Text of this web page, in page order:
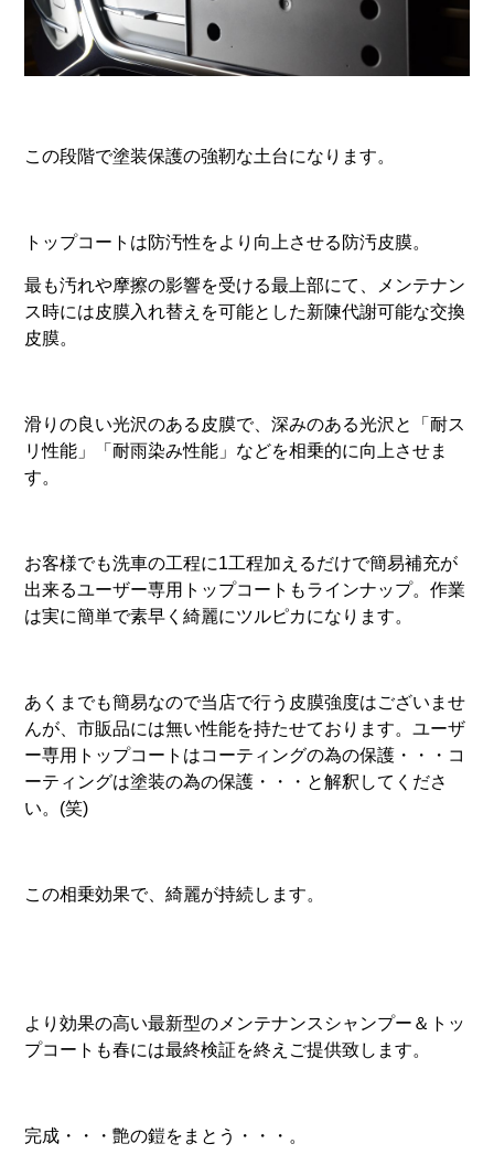
この段階で塗装保護の強靭な土台になります。
トップコートは防汚性をより向上させる防汚皮膜。
最も汚れや摩擦の影響を受ける最上部にて、メンテナン
ス時には皮膜入れ替えを可能とした新陳代謝可能な交換
皮膜。
滑りの良い光沢のある皮膜で、深みのある光沢と「耐ス
リ性能」「耐雨染み性能」などを相乗的に向上させま
す。
お客様でも洗車の工程に1工程加えるだけで簡易補充が
出来るユーザー専用トップコートもラインナップ。作業
は実に簡単で素早く綺麗にツルピカになります。
あくまでも簡易なので当店で行う皮膜強度はございませ
んが、市販品には無い性能を持たせております。ユーザ
ー専用トップコートはコーティングの為の保護・・・コ
ーティングは塗装の為の保護・・・と解釈してくださ
い。(笑)
この相乗効果で、綺麗が持続します。
より効果の高い最新型のメンテナンスシャンプー＆トッ
プコートも春には最終検証を終えご提供致します。
完成・・・艶の鎧をまとう・・・。